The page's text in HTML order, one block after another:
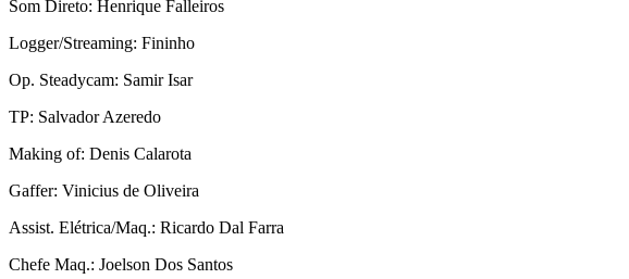
Som Direto: Henrique Falleiros
Logger/Streaming: Fininho
Op. Steadycam: Samir Isar
TP: Salvador Azeredo
Making of: Denis Calarota
Gaffer: Vinicius de Oliveira
Assist. Elétrica/Maq.: Ricardo Dal Farra
Chefe Maq.: Joelson Dos Santos